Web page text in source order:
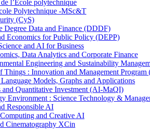
l’École polytechnique
Polytechnique -MSc&T
(CyS)
Data and Finance (DDDF)
Economics for Public Policy (DEPP)
and AI for Business
Data Analytics and Corporate Finance
Engineering and Sustainability
: Innovation and Management Program
Models, Graphs and Applications
Quantitative Investment (AI-MaQI)
Environment : Science Technology &
Responsible AI
and Creative AI
Cinematography XCin